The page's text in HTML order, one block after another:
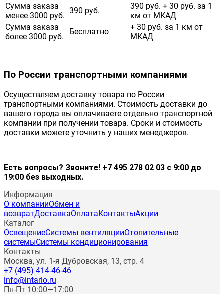
Сумма заказа
менее 3000 руб.
390 руб.
390 руб. + 30 руб. за 1
км от МКАД
Сумма заказа
более 3000 руб.
Бесплатно
+ 30 руб. за 1 км от
МКАД
По России транспортными компаниями
Осуществляем доставку товара по России
транспортными компаниями. Стоимость доставки до
вашего города вы оплачиваете отдельно транспортной
компании при получении товара. Сроки и стоимость
доставки можете уточнить у наших менеджеров.
Есть вопросы? Звоните! +7 495 278 02 03 с 9:00 до
19:00 без выходных.
Информация
О компанииОбмен и
возвратДоставкаОплата КонтактыАкции
Каталог
ОсвещениеСистемы вентиляцииОтопительные
системыСистемы кондиционирования
Контакты
Москва, ул. 1-я Дубровская, 13, стр. 4
+7 (495) 414-46-46
info@intario.ru
Пн-Пт 10:00—17:00